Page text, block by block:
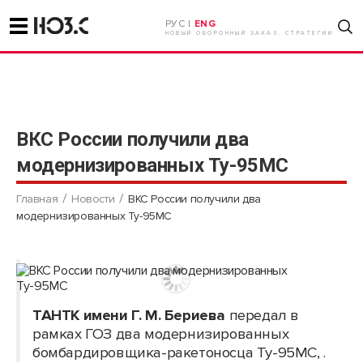
РУС | ENG
НОВЫЙ ОБОРОННЫЙ ЗАКАЗ. СТРАТЕГИИ
ВКС России получили два
модернизированных Ту-95МС
Главная Новости
ВКС России получили два
модернизированных Ту-95МС
ТАНТК имени Г. М. Бериева передал в
рамках ГОЗ два модернизированных
бомбардировщика-ракетоносца Ту-95МС, .